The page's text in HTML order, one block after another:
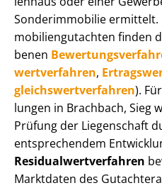
Sonderimmobilie
mo­bi­li­en­gut­ach­ten finden
be­nen
wert­ver­fah­ren,
gleichs­wert­ver­fah­ren).
lun­gen in Brachbach, Sieg
Prüfung der Liegenschaft
entsprechendem
Re­si­du­al­wert­ver­fah­ren
Marktdaten des